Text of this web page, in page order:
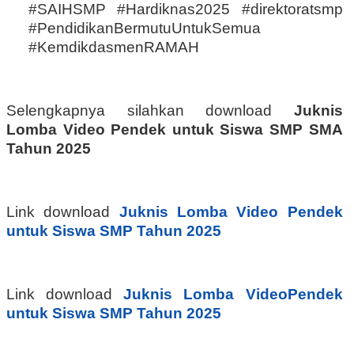
#SAIHSMP #Hardiknas2025 #direktoratsmp
#PendidikanBermutuUntukSemua
#KemdikdasmenRAMAH
Selengkapnya silahkan download Juknis
Lomba Video Pendek untuk Siswa SMP SMA
Tahun 2025
Link download Juknis Lomba Video Pendek
untuk Siswa SMP Tahun 2025
Link downloadJuknis Lomba VideoPendek
untuk Siswa SMP Tahun 2025